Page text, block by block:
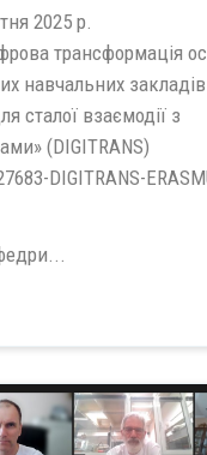
2025 р.
трансформація
навчальних закладів
сталої взаємодії з
(DIGITRANS)
DIGITRANS-